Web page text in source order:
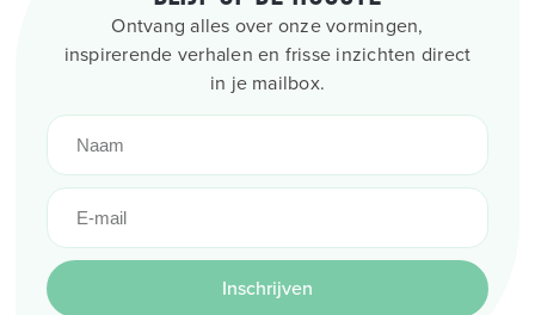
Ontvang alles over onze vormingen,
inspirerende verhalen en frisse inzichten direct
in je mailbox.
Inschrijven